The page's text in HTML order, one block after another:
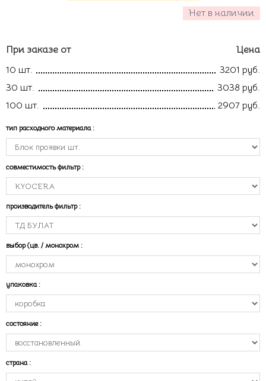
Нет в наличии
При заказе от
Цена
10 шт.
3201 руб.
30 шт.
3038 руб.
100 шт.
2907 руб.
тип расходного материала :
совместимость фильтр :
производитель фильтр :
выбор (цв. / монохром :
упаковка :
состояние :
страна :